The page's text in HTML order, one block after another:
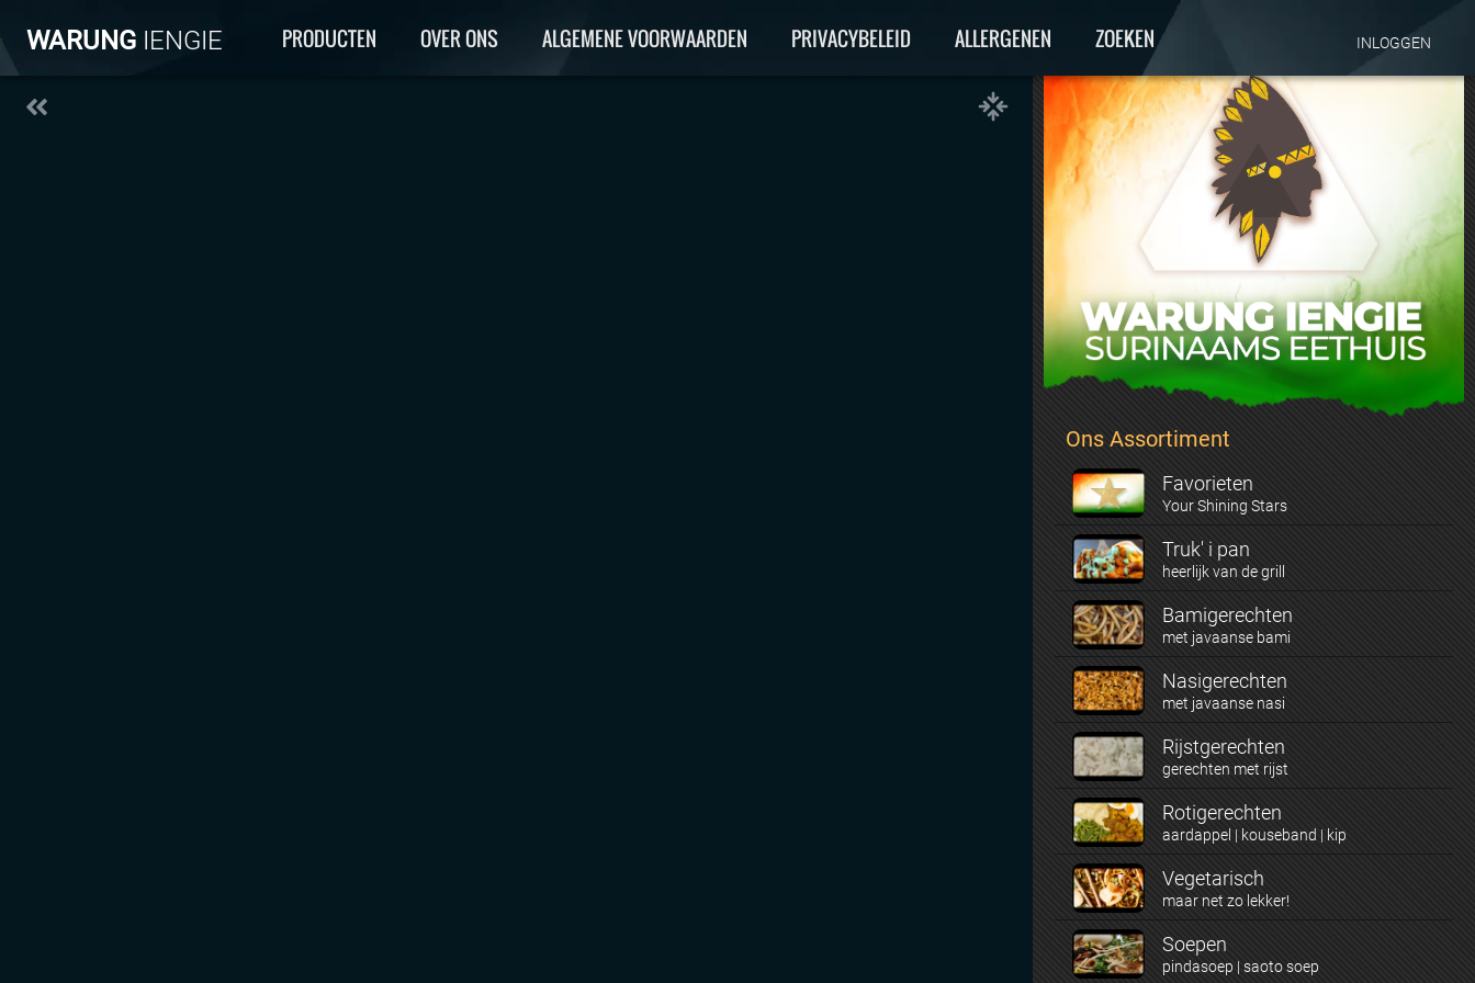
WARUNG IENGIE PRODUCTEN OVER ONS ALGEMENE VOORWAARDEN PRIVACYBELEID ALLERGENEN ZOEKEN INLOGGEN
Ons Assortiment
Favorieten
Your Shining Stars
Truk' i pan
heerlijk van de grill
Bamigerechten
met javaanse bami
Nasigerechten
met javaanse nasi
Rijstgerechten
gerechten met rijst
Rotigerechten
aardappel | kouseband | kip
Vegetarisch
maar net zo lekker!
Soepen
pindasoep | saoto soep